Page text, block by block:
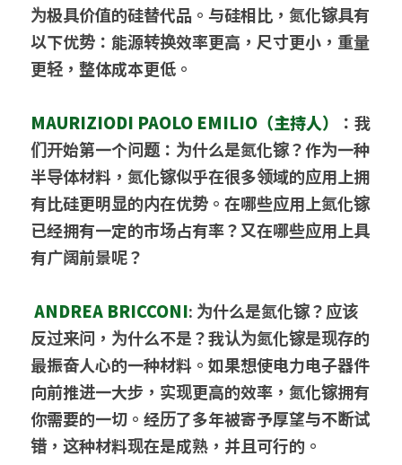
为极具价值的硅替代品。与硅相比，氮化镓具有
以下优势：能源转换效率更高，尺寸更小，重量
更轻，整体成本更低。
MAURIZIODI PAOLO EMILIO（主持人）
：我
们开始第一个问题：为什么是氮化镓？作为一种
半导体材料，氮化镓似乎在很多领域的应用上拥
有比硅更明显的内在优势。在哪些应用上氮化镓
已经拥有一定的市场占有率？又在哪些应用上具
有广阔前景呢？
ANDREA BRICCONI: 为什么是氮化镓？应该
反过来问，为什么不是？我认为氮化镓是现存的
最振奋人心的一种材料。如果想使电力电子器件
向前推进一大步，实现更高的效率，氮化镓拥有
你需要的一切。经历了多年被寄予厚望与不断试
错，这种材料现在是成熟，并且可行的。